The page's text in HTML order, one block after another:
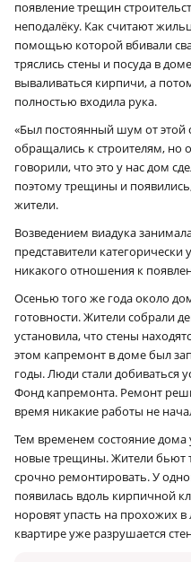
появление трещин
неподалёку. Как считают
помощью которой вбивали
тряслись стены и посуда в
вываливаться кирпичи, а
полностью входила рука.
«Был постоянный шум от
обращались к строителям, но
говорили, что это у нас дом
поэтому трещины и
жители.
Возведением виадука
представители категорически
никакого отношения к
Осенью того же года около
готовности. Жители собрали
установила, что стены
этом капремонт в доме был
годы. Люди стали добиваться
Фонд капремонта. Ремонт
время никакие работы не
Тем временем состояние
новые трещины. Жители бьют
срочно ремонтировать. У
появилась вдоль кирпичной
норовят упасть на прохожих
квартире уже разрушается